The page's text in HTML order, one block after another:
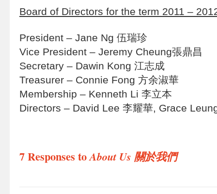
Board of Directors for the term 2011 –
President – Jane Ng 伍瑞珍
Vice President – Jeremy Cheung張鼎昌
Secretary – Dawin Kong 江志成
Treasurer – Connie Fong 方余淑華
Membership – Kenneth Li 李立本
Directors – David Lee 李耀華, Grace
7 Responses toAbout Us 關於我們